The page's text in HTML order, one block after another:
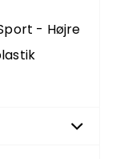
- Højre